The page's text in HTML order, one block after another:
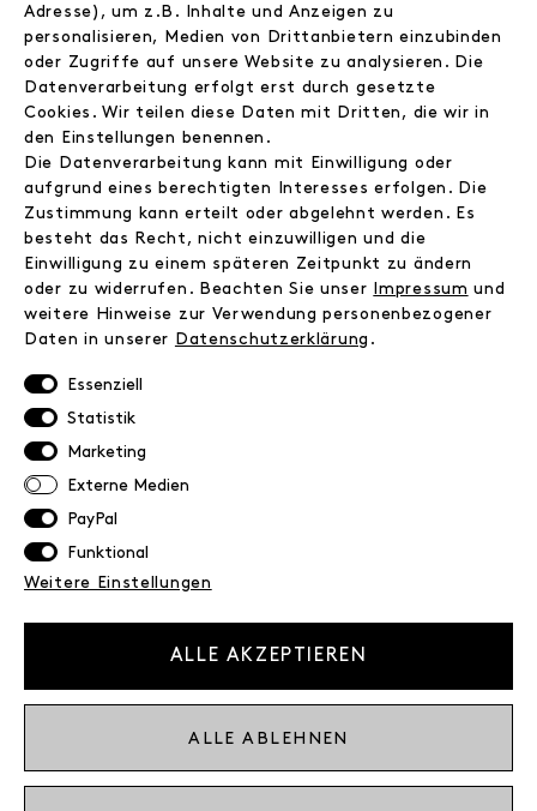
Journal
Wir
Jobs
Instagram
Facebook
Kontakt
FAQ
Zahlungsinformationen
Versand
Retoure
Datenschutz
AGB
Impressum
NEWSLETTER
Ich bestätige die Datenschutzbestimmung
Adresse), um z.B. Inhalte und Anzeigen zu
personalisieren, Medien von Drittanbietern einzubinden
oder Zugriffe auf unsere Website zu analysieren. Die
Datenverarbeitung erfolgt erst durch gesetzte
Cookies. Wir teilen diese Daten mit Dritten, die wir in
den Einstellungen benennen.
Die Datenverarbeitung kann mit Einwilligung oder
aufgrund eines berechtigten Interesses erfolgen. Die
Zustimmung kann erteilt oder abgelehnt werden. Es
besteht das Recht, nicht einzuwilligen und die
Einwilligung zu einem späteren Zeitpunkt zu ändern
oder zu widerrufen. Beachten Sie unser
Impressum und
weitere Hinweise zur Verwendung personenbezogener
Daten in unserer
Daten­schutz­erklärung .
Essenziell
Statistik
Marketing
Externe Medien
PayPal
Funktional
Weitere Einstellungen
ALLE AKZEPTIEREN
ALLE ABLEHNEN